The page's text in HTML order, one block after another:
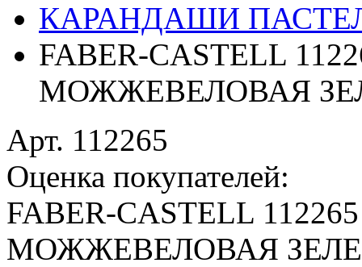
КАРАНДАШИ
FABER-CASTELL
МОЖЖЕВЕЛОВАЯ
Арт. 112265
Оценка покупателей:
FABER-CASTELL
МОЖЖЕВЕЛОВАЯ